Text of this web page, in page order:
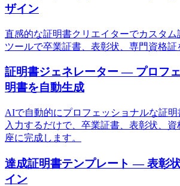
ザイン
直感的な証明書クリエイターでカスタ
ツールで卒業証書、表彰状、専門資格証
証明書ジェネレーター — プロフ
明書を自動生成
AIで自動的にプロフェッショナルな証
入力するだけで、卒業証書、表彰状、
座に完成します。
達成証明書テンプレート — 表彰
イン